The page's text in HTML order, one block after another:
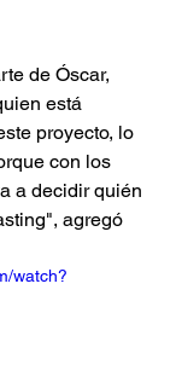
de Óscar,
está
proyecto, lo
con los
a decidir quién
agregó
watch?